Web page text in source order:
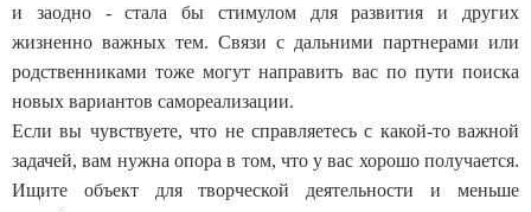
и заодно - стала бы стимулом для развития и других
жизненно важных тем. Связи с дальними партнерами или
родственниками тоже могут направить вас по пути поиска
новых вариантов самореализации.
Если вы чувствуете, что не справляетесь с какой-то важной
задачей, вам нужна опора в том, что у вас хорошо получается.
Ищите объект для творческой деятельности и меньше